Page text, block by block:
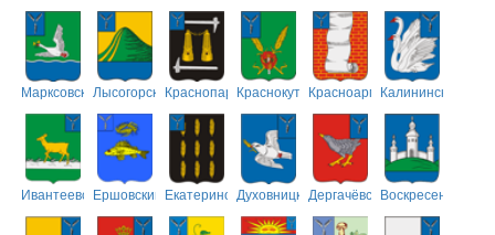
МарксовскийЛысогорскийКраснопартизанский
КраснокутскийКрасноармейский
Калининский
ИвантеевскийЕршовский ЕкатериновскийДуховницкийДергачёвскийВоскресенский